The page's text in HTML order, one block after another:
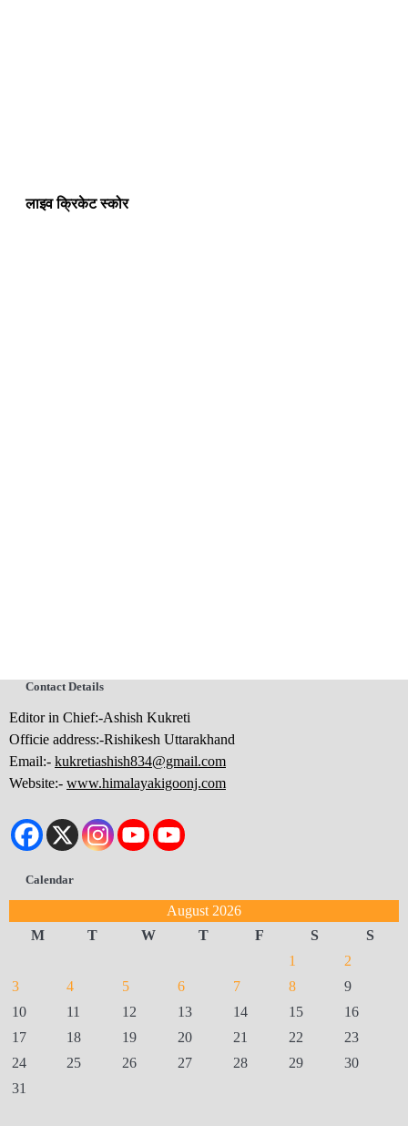
लाइव क्रिकेट स्कोर
Contact Details
Editor in Chief:-Ashish Kukreti
Officie address:-Rishikesh Uttarakhand
Email:- kukretiashish834@gmail.com
Website:- www.himalayakigoonj.com
Calendar
August 2026
M
T W T F S
S
1
2
3
4 5 6 7 8
9
10
11 12 13 14 15
16
17
18 19 20 21 22
23
24
25 26 27 28 29
30
31